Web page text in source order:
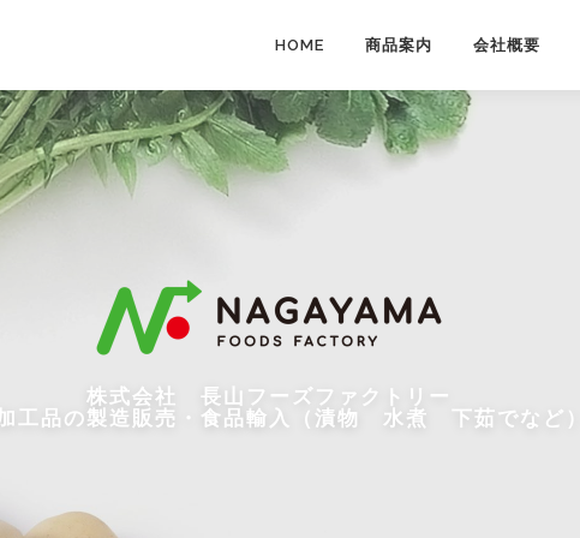
HOME 商品案内 会社概要
株式会社 長山フーズファクトリー
工品の製造販売・食品輸入（漬物 水煮 下茹でなど）